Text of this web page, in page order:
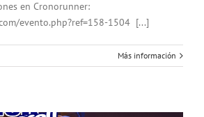
en Cronorunner:
evento.php?ref=158-1504 [...]
Más información